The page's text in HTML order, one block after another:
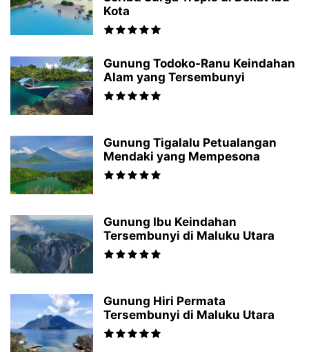
Kota
Gunung Todoko-Ranu Keindahan
Alam yang Tersembunyi
Gunung Tigalalu Petualangan
Mendaki yang Mempesona
Gunung Ibu Keindahan
Tersembunyi di Maluku Utara
Gunung Hiri Permata
Tersembunyi di Maluku Utara